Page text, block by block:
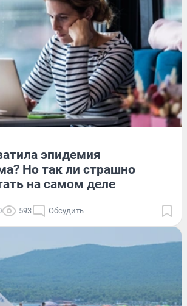
эпидемия
Но так ли страшно
на самом деле
593 Обсудить